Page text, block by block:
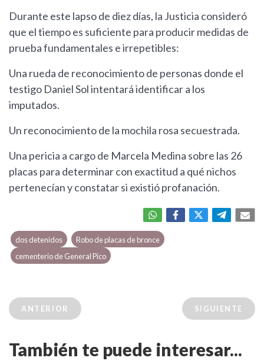
Durante este lapso de diez días, la Justicia consideró
que el tiempo es suficiente para producir medidas de
prueba fundamentales e irrepetibles:
Una rueda de reconocimiento de personas donde el
testigo Daniel Sol intentará identificar a los
imputados.
Un reconocimiento de la mochila rosa secuestrada.
Una pericia a cargo de Marcela Medina sobre las 26
placas para determinar con exactitud a qué nichos
pertenecían y constatar si existió profanación.
dos detenidos
Robo de placas de bronce
cementerio de General Pico
ANTERIOR SIGUIENTE
También te puede interesar...